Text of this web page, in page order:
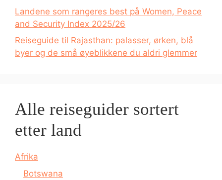
Landene som rangeres best på Women, Peace
and Security Index 2025/26
Reiseguide til Rajasthan: palasser, ørken, blå
byer og de små øyeblikkene du aldri glemmer
Alle reiseguider sortert
etter land
Afrika
Botswana